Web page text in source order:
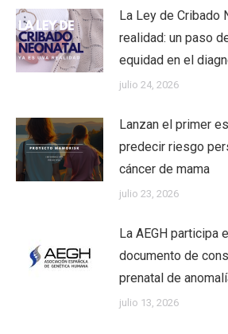
La Ley de Cribado
realidad: un paso
equidad en el
julio 24, 2026
Lanzan el primer
predecir riesgo
cáncer de mama
julio 23, 2026
La AEGH participa
documento de
prenatal de
julio 13, 2026